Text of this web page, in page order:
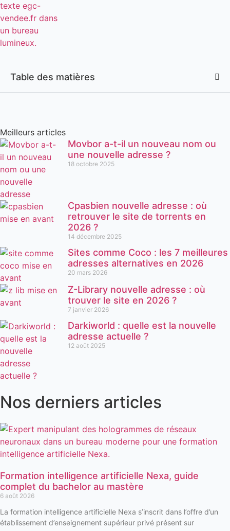
Table des matières
Meilleurs articles
Movbor a-t-il un nouveau nom ou
une nouvelle adresse ?
18 octobre 2025
Cpasbien nouvelle adresse : où
retrouver le site de torrents en
2026 ?
14 décembre 2025
Sites comme Coco : les 7 meilleures
adresses alternatives en 2026
20 mars 2026
Z-Library nouvelle adresse : où
trouver le site en 2026 ?
7 janvier 2026
Darkiworld : quelle est la nouvelle
adresse actuelle ?
12 août 2025
Nos derniers articles
Formation intelligence artificielle Nexa, guide
complet du bachelor au mastère
6 août 2026
La formation intelligence artificielle Nexa s’inscrit dans l’offre d’un
établissement d’enseignement supérieur privé présent sur